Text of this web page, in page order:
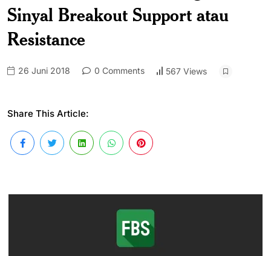
Sinyal Breakout Support atau
Resistance
26 Juni 2018 0 Comments 567 Views
Share This Article: